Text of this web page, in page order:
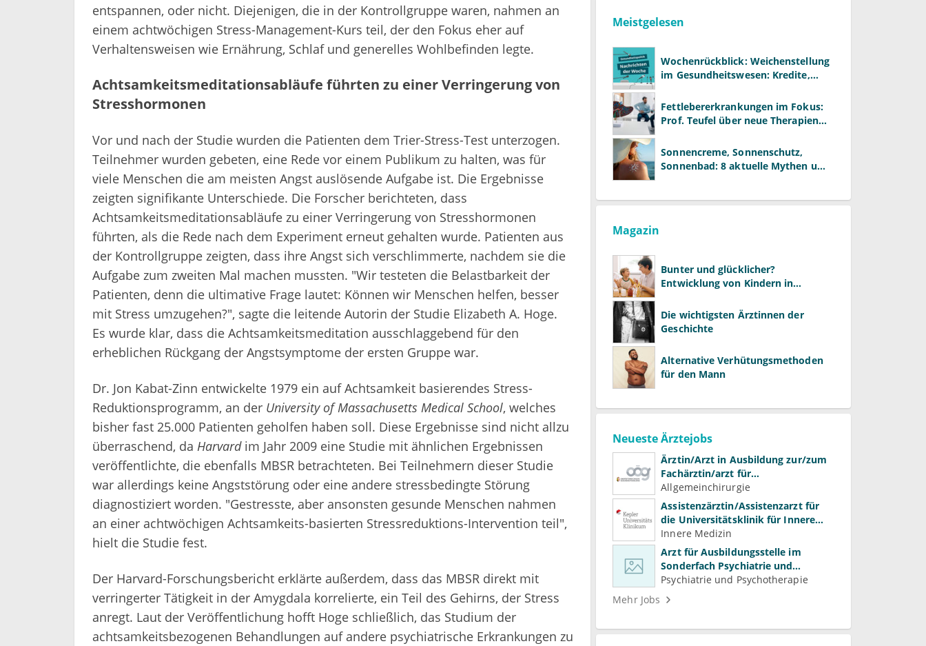
entspannen, oder nicht. Diejenigen, die in der Kontrollgruppe waren, nahmen an
einem achtwöchigen Stress-Management-Kurs teil, der den Fokus eher auf
Verhaltensweisen wie Ernährung, Schlaf und generelles Wohlbefinden legte.
Achtsamkeitsmeditationsabläufe führten zu einer Verringerung von
Stresshormonen
Vor und nach der Studie wurden die Patienten dem Trier-Stress-Test unterzogen.
Teilnehmer wurden gebeten, eine Rede vor einem Publikum zu halten, was für
viele Menschen die am meisten Angst auslösende Aufgabe ist. Die Ergebnisse
zeigten signifikante Unterschiede. Die Forscher berichteten, dass
Achtsamkeitsmeditationsabläufe zu einer Verringerung von Stresshormonen
führten, als die Rede nach dem Experiment erneut gehalten wurde. Patienten aus
der Kontrollgruppe zeigten, dass ihre Angst sich verschlimmerte, nachdem sie die
Aufgabe zum zweiten Mal machen mussten. "Wir testeten die Belastbarkeit der
Patienten, denn die ultimative Frage lautet: Können wir Menschen helfen, besser
mit Stress umzugehen?", sagte die leitende Autorin der Studie Elizabeth A. Hoge.
Es wurde klar, dass die Achtsamkeitsmeditation ausschlaggebend für den
erheblichen Rückgang der Angstsymptome der ersten Gruppe war.
Dr. Jon Kabat-Zinn entwickelte 1979 ein auf Achtsamkeit basierendes Stress-
Reduktionsprogramm, an der University of Massachusetts Medical School, welches
bisher fast 25.000 Patienten geholfen haben soll. Diese Ergebnisse sind nicht allzu
überraschend, da Harvardim Jahr 2009 eine Studie mit ähnlichen Ergebnissen
veröffentlichte, die ebenfalls MBSR betrachteten. Bei Teilnehmern dieser Studie
war allerdings keine Angststörung oder eine andere stressbedingte Störung
diagnostiziert worden. "Gestresste, aber ansonsten gesunde Menschen nahmen
an einer achtwöchigen Achtsamkeits-basierten Stressreduktions-Intervention teil",
hielt die Studie fest.
Der Harvard-Forschungsbericht erklärte außerdem, dass das MBSR direkt mit
verringerter Tätigkeit in der Amygdala korrelierte, ein Teil des Gehirns, der Stress
anregt. Laut der Veröffentlichung hofft Hoge schließlich, das Studium der
achtsamkeitsbezogenen Behandlungen auf andere psychiatrische Erkrankungen zu
Meistgelesen
Wochenrückblick: Weichenstellung
im Gesundheitswesen: Kredite,
Fettlebererkrankungen im Fokus:
Prof. Teufel über neue Therapien
Sonnencreme, Sonnenschutz,
Sonnenbad: 8 aktuelle Mythen und
Magazin
Bunter und glücklicher?
Entwicklung von Kindern in
Die wichtigsten Ärztinnen der
Geschichte
Alternative Verhütungsmethoden
für den Mann
Neueste Ärztejobs
Ärztin/Arzt in Ausbildung zur/zum
Fachärztin/arzt für
Allgemeinchirurgie und
Gefäßchirurgie
Allgemeinchirurgie
Assistenzärztin/Assistenzarzt für
die Universitätsklinik für Innere
Medizin
Innere Medizin
Arzt für Ausbildungsstelle im
Sonderfach Psychiatrie und
Psychotherapeutische Medizin
(m/w/d)
Psychiatrie und Psychotherapie
Mehr Jobs